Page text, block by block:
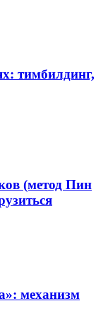
тимбилдинг,
(метод Пин
механизм